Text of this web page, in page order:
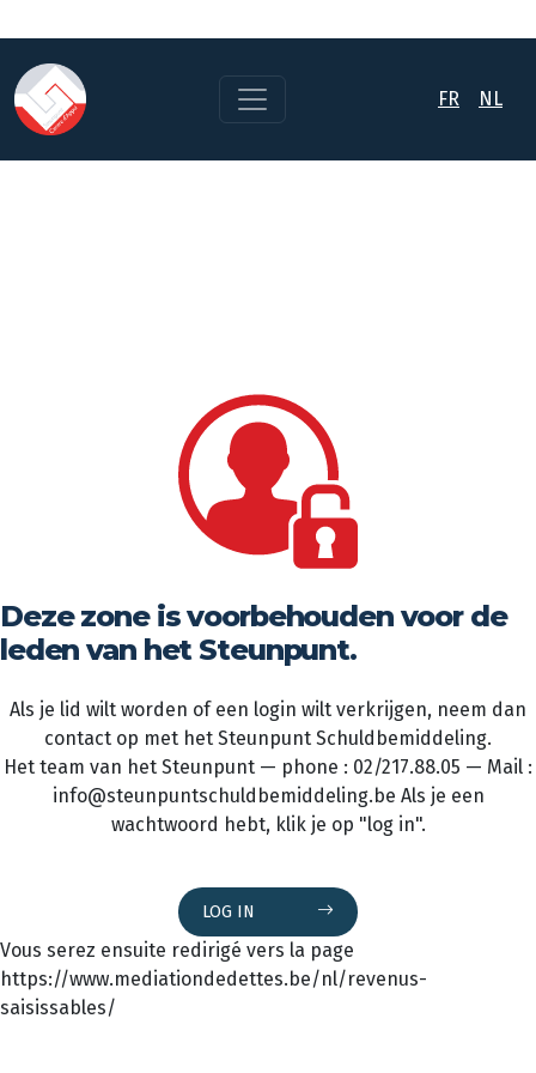
FR NL
Deze zone is voorbehouden voor de
leden van het Steunpunt.
Als je lid wilt worden of een login wilt verkrijgen, neem dan
contact op met het Steunpunt Schuldbemiddeling.
Het team van het Steunpunt — phone : 02/217.88.05 — Mail :
info@steunpuntschuldbemiddeling.be Als je een
wachtwoord hebt, klik je op "log in".
LOG IN
Vous serez ensuite redirigé vers la page
https://www.mediationdedettes.be/nl/revenus-
saisissables/